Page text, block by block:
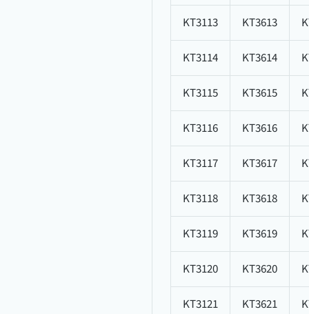
KT3113 KT3613
KT3114 KT3614
KT3115 KT3615
KT3116 KT3616
KT3117 KT3617
KT3118 KT3618
KT3119 KT3619
KT3120 KT3620
KT3121 KT3621